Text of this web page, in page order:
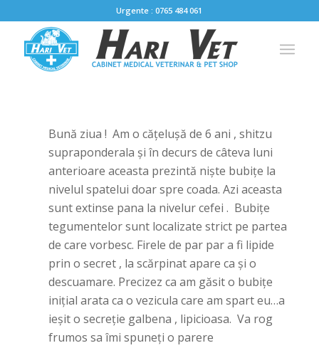
Urgente : 0765 484 061
Bună ziua ! Am o cățelușă de 6 ani , shitzu
supraponderala și în decurs de câteva luni
anterioare aceasta prezintă niște bubițe la
nivelul spatelui doar spre coada. Azi aceasta
sunt extinse pana la nivelur cefei . Bubițe
tegumentelor sunt localizate strict pe partea
de care vorbesc. Firele de par par a fi lipide
prin o secret , la scărpinat apare ca și o
descuamare. Precizez ca am găsit o bubițe
inițial arata ca o vezicula care am spart eu…a
ieșit o secreție galbena , lipicioasa. Va rog
frumos sa îmi spuneți o parere